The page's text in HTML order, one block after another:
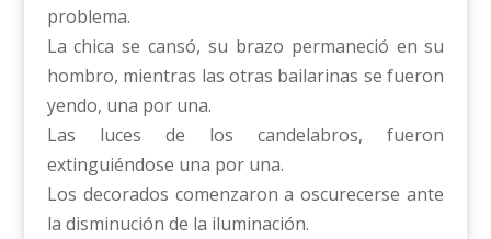
problema.
La chica se cansó, su brazo permaneció en su
hombro, mientras las otras bailarinas se fueron
yendo, una por una.
Las luces de los candelabros, fueron
extinguiéndose una por una.
Los decorados comenzaron a oscurecerse ante
la disminución de la iluminación.